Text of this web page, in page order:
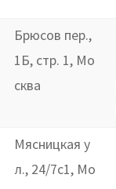
Брюсов пер.,
1Б, стр. 1, Мо
сква
Мясницкая у
л., 24/7с1, Мо